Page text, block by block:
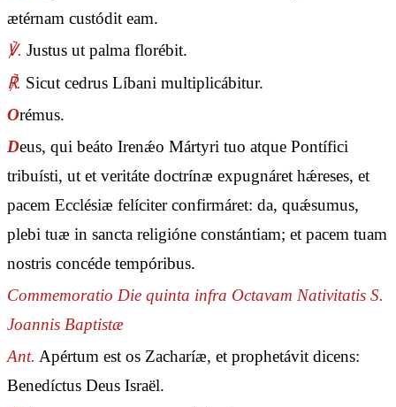
ætérnam custódit eam.
℣. Justus ut palma florébit.
℟. Sicut cedrus Líbani multiplicábitur.
Orémus.
Deus, qui beáto Irenǽo Mártyri tuo atque Pontífici
tribuísti, ut et veritáte doctrínæ expugnáret hǽreses, et
pacem Ecclésiæ felíciter confirmáret: da, quǽsumus,
plebi tuæ in sancta religióne constántiam; et pacem tuam
nostris concéde tempóribus.
Commemoratio Die quinta infra Octavam Nativitatis S.
Joannis Baptistæ
Ant. Apértum est os Zacharíæ, et prophetávit dicens:
Benedíctus Deus Israël.